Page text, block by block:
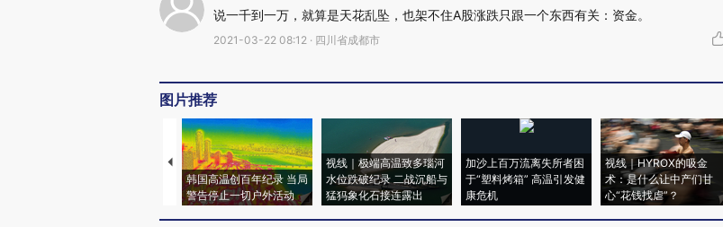
说一千到一万，就算是天花乱坠，也架不住A股涨跌只跟一个东西有关：资金。
2021-03-22 08:12 · 四川省成都市
图片推荐
韩国高温创百年纪录 当局
警告停止一切户外活动
视线｜极端高温致多瑙河
水位跌破纪录 二战沉船与
猛犸象化石接连露出
加沙上百万流离失所者困
于“塑料烤箱” 高温引发健
康危机
视线｜HYROX的吸金
术：是什么让中产们甘
心“花钱找虐”？